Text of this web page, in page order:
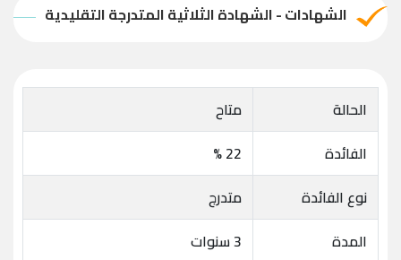
الشهادات - الشهادة الثلاثية المتدرجة التقليدية
الحالة
متاح
الفائدة
22 %
نوع الفائدة
متدرج
المدة
3 سنوات